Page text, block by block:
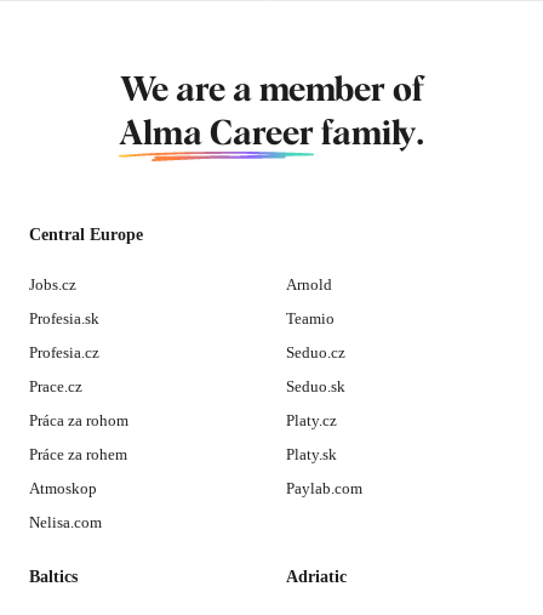
We are a member of
Alma Career family.
Central Europe
Jobs.cz
Profesia.sk
Profesia.cz
Prace.cz
Práca za rohom
Práce za rohem
Atmoskop
Nelisa.com
Arnold
Teamio
Seduo.cz
Seduo.sk
Platy.cz
Platy.sk
Paylab.com
Baltics Adriatic